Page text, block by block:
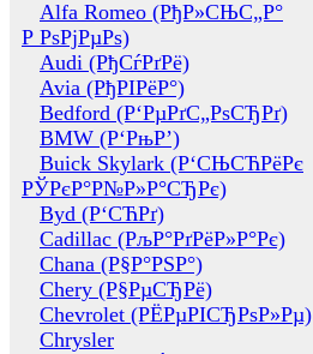
Alfa Romeo (РђР»СЊС„Р°
Р РѕРјРµРѕ)
Audi (РђСѓРґРё)
Avia (РђРІРёР°)
Bedford (Р‘РµРґС„РѕСЂРґ)
BMW (Р‘РњР’)
Buick Skylark (Р‘СЊСЋРёРє
РЎРєР°Р№Р»Р°СЂРє)
Byd (Р‘СЋРґ)
Cadillac (РљР°РґРёР»Р°Рє)
Chana (Р§Р°РЅР°)
Chery (Р§РµСЂРё)
Chevrolet (РЁРµРІСЂРѕР»Рµ)
Chrysler